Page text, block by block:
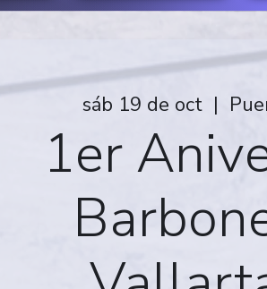
sáb 19 de oct
  |
1er